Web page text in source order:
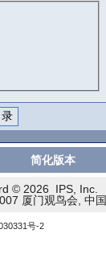
简化版本
© 2026 IPS, Inc.
厦门观鸟会, 中国.
号-2